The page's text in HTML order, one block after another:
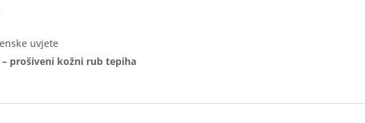
uvjete
prošiveni kožni rub tepiha